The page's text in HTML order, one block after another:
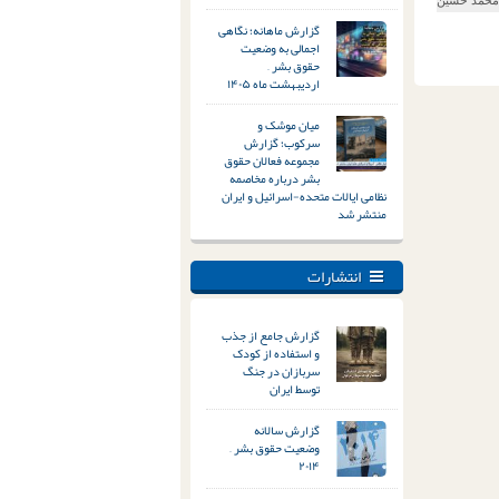
گزارش ماهانه؛ نگاهی
اجمالی به وضعیت
حقوق بشر –
اردیبهشت ماه ۱۴۰۵
میان موشک و
سرکوب؛ گزارش
مجموعه فعالان حقوق
بشر درباره مخاصمه
نظامی ایالات متحده-اسرائیل و ایران
منتشر شد
انتشارات
گزارش جامع از جذب
و استفاده از کودک
سربازان در جنگ
توسط ایران
گزارش سالانه
وضعیت حقوق بشر –
۲۰۱۴